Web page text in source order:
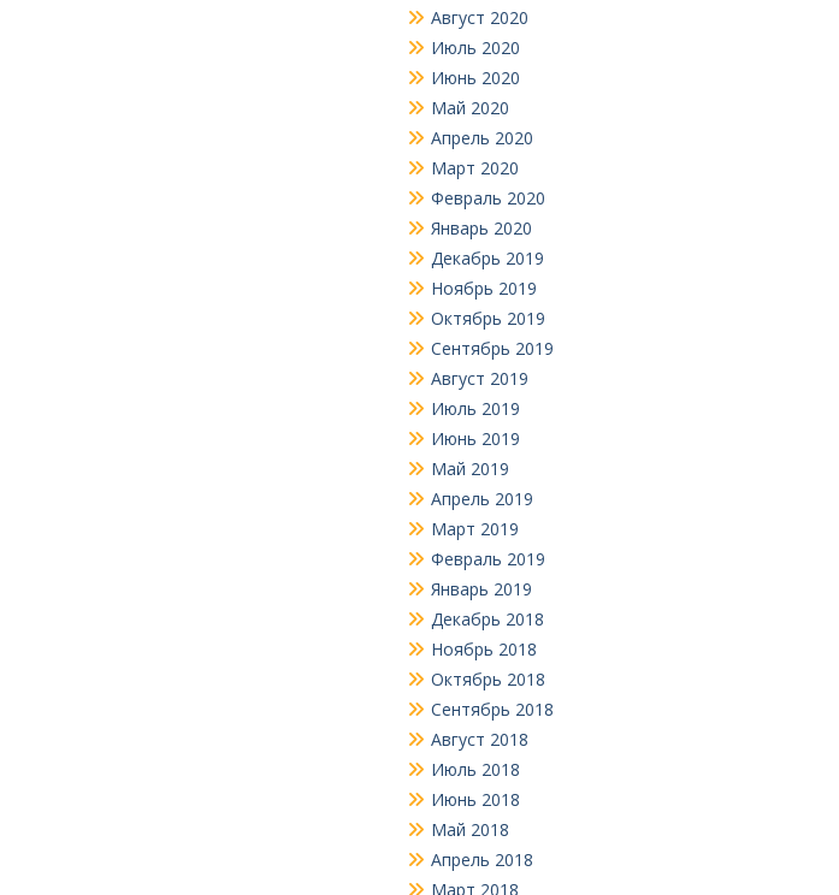
Август 2020
Июль 2020
Июнь 2020
Май 2020
Апрель 2020
Март 2020
Февраль 2020
Январь 2020
Декабрь 2019
Ноябрь 2019
Октябрь 2019
Сентябрь 2019
Август 2019
Июль 2019
Июнь 2019
Май 2019
Апрель 2019
Март 2019
Февраль 2019
Январь 2019
Декабрь 2018
Ноябрь 2018
Октябрь 2018
Сентябрь 2018
Август 2018
Июль 2018
Июнь 2018
Май 2018
Апрель 2018
Март 2018